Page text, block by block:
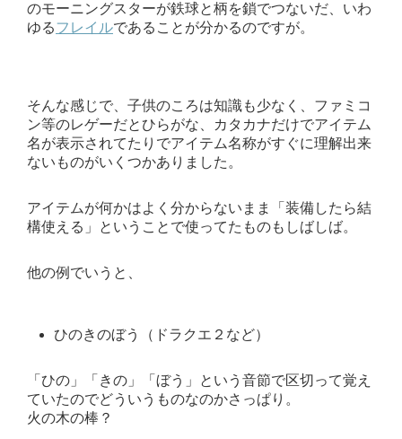
のモーニングスターが鉄球と柄を鎖でつないだ、いわ
ゆるフレイルであることが分かるのですが。
そんな感じで、子供のころは知識も少なく、ファミコ
ン等のレゲーだとひらがな、カタカナだけでアイテム
名が表示されてたりでアイテム名称がすぐに理解出来
ないものがいくつかありました。
アイテムが何かはよく分からないまま「装備したら結
構使える」ということで使ってたものもしばしば。
他の例でいうと、
ひのきのぼう（ドラクエ２など）
「ひの」「きの」「ぼう」という音節で区切って覚え
ていたのでどういうものなのかさっぱり。
火の木の棒？